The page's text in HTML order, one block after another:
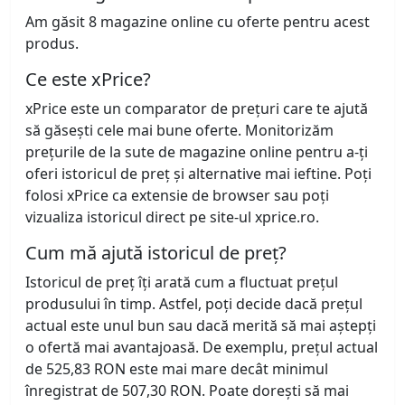
Am găsit 8 magazine online cu oferte pentru acest
produs.
Ce este xPrice?
xPrice este un comparator de prețuri care te ajută
să găsești cele mai bune oferte. Monitorizăm
prețurile de la sute de magazine online pentru a-ți
oferi istoricul de preț și alternative mai ieftine. Poți
folosi xPrice ca extensie de browser sau poți
vizualiza istoricul direct pe site-ul xprice.ro.
Cum mă ajută istoricul de preț?
Istoricul de preț îți arată cum a fluctuat prețul
produsului în timp. Astfel, poți decide dacă prețul
actual este unul bun sau dacă merită să mai aștepți
o ofertă mai avantajoasă. De exemplu, prețul actual
de 525,83 RON este mai mare decât minimul
înregistrat de 507,30 RON. Poate dorești să mai